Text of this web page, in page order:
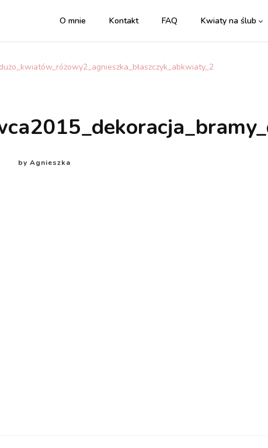
O mnie Kontakt FAQ Kwiaty na ślub
by Agnieszka